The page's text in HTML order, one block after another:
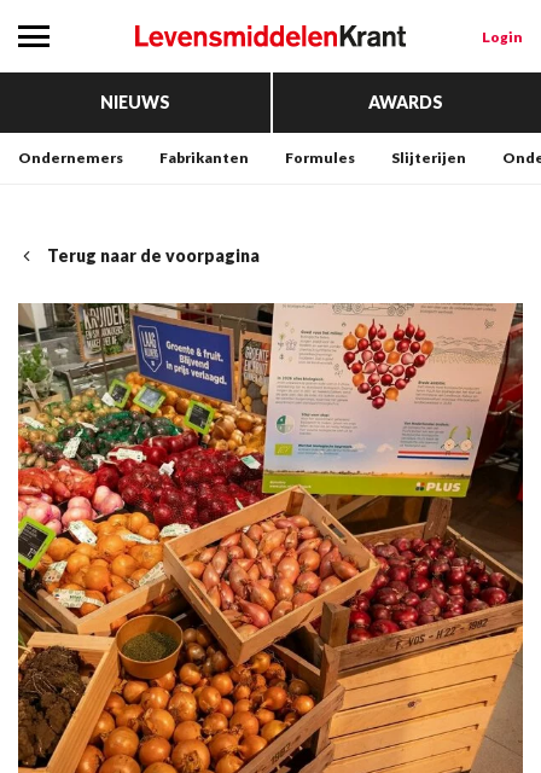
Login
NIEUWS AWARDS
Ondernemers Fabrikanten Formules Slijterijen
Terug naar de voorpagina